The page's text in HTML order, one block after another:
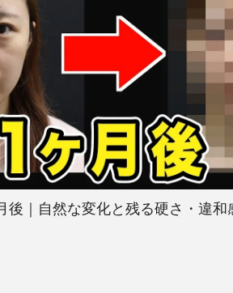
後｜自然な変化と残る硬さ・違和